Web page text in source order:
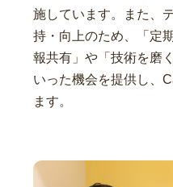
施しています。また、
持・向上のため、「定
報共有」や「技術を磨
いった機会を提供し、
ます。